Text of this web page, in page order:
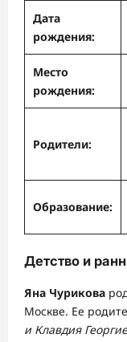
Дата
рождения:
Место
рождения:
Родители:
Образование:
Детство и
Яна Чурикова
Москве. Ее
и Клавдия